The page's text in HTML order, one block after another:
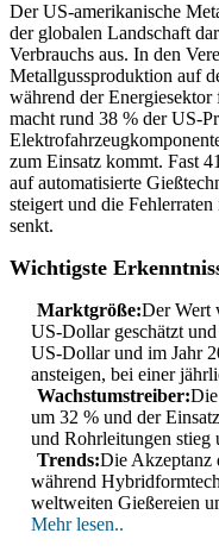
Der US-amerikanische
der globalen Landschaft
Verbrauchs aus. In den
Metallgussproduktion auf
während der
macht rund 38 % der US-
zum Einsatz kommt. Fast
auf automatisierte
steigert und die
senkt.
Wichtigste
Marktgröße:Der Wert
US-Dollar geschätzt
US-Dollar und im Jahr
ansteigen, bei einer
Wachstumstreiber:
um 32 % und der
und Rohrleitungen stieg
Trends:Die Akzeptanz
während
weltweiten Gießereien
Mehr lesen..